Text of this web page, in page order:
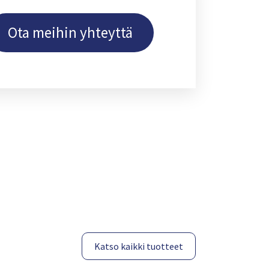
Ota meihin yhteyttä
Katso kaikki tuotteet